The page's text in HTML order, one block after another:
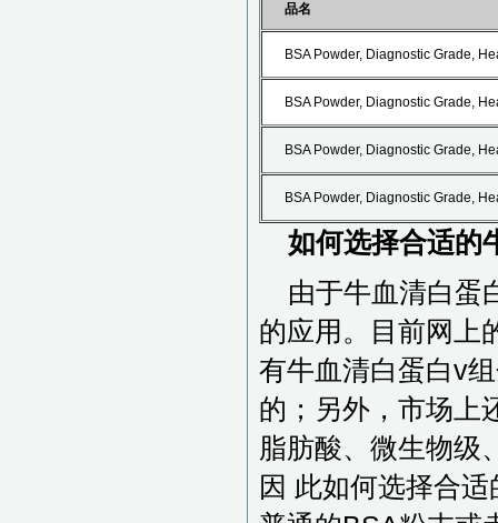
品名
BSA Powder, Diagnostic Grade,
BSA Powder, Diagnostic Grade,
BSA Powder, Diagnostic Grade,
BSA Powder, Diagnostic Grade,
如何选择合适的
由于牛血清白蛋
的应用。目前网上
有牛血清白蛋白v
的；另外，市场上
脂肪酸、微生物级
因 此如何选择合